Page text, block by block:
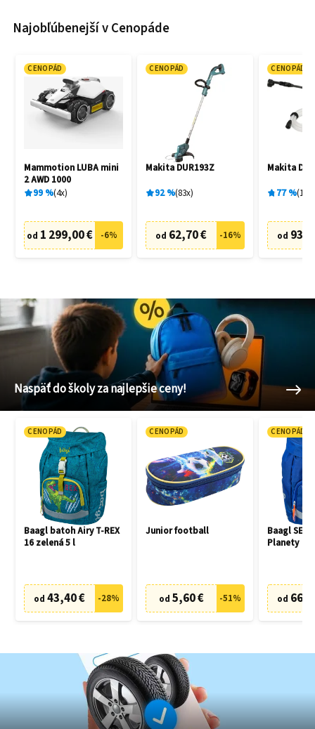
Najobľúbenejší v Cenopáde
CENOPÁD
Mammotion LUBA mini
2 AWD 1000
99% 4x
od 1 299,00 € -6%
CENOPÁD
Makita DUR193Z
92% 83x
od 62,70 € -16%
CENOPÁD
Makita
77% 19
od
Naspäť do školy za najlepšie ceny!
CENOPÁD
Baagl batoh Airy T-REX
16 zelená 5 l
od 43,40 € -28%
CENOPÁD
Junior football
od 5,60 € -51%
CENOPÁD
Baagl SET
Planety
od